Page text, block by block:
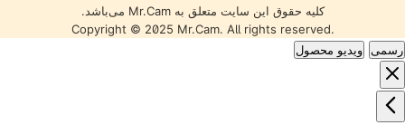
کلیه حقوق این سایت متعلق به Mr.Cam می‌باشد.
Copyright © 2025 Mr.Cam. All rights reserved.
رسمی
ویدیو محصول